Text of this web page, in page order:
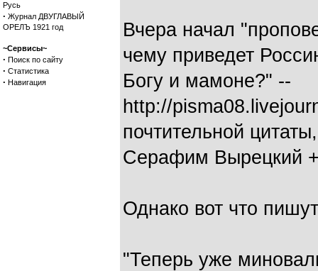
Русь
· Журнал ДВУГЛАВЫЙ
ОРЕЛЪ 1921 год
~Сервисы~
· Поиск по сайту
· Статистика
· Навигация
Вчера начал
чему приведет
Богу и мамоне?" --
http://
почтительной
Серафим Вырецкий
Однако вот что
"Теперь уже